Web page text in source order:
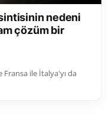
nedeni
çözüm bir
Fransa ile İtalya'yı da